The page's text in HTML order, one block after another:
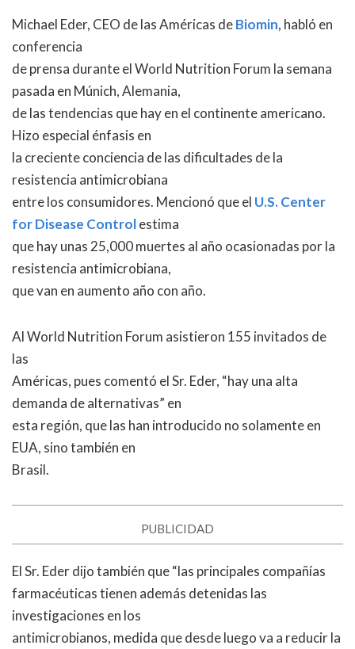
Michael Eder, CEO de las Américas deBiomin, habló en
conferencia
de prensa durante el World Nutrition Forum la semana
pasada en Múnich, Alemania,
de las tendencias que hay en el continente americano.
Hizo especial énfasis en
la creciente conciencia de las dificultades de la
resistencia antimicrobiana
entre los consumidores. Mencionó que el U.S. Center
for Disease Controlestima
que hay unas 25,000 muertes al año ocasionadas por la
resistencia antimicrobiana,
que van en aumento año con año.
Al World Nutrition Forum asistieron 155 invitados de
las
Américas, pues comentó el Sr. Eder, “hay una alta
demanda de alternativas” en
esta región, que las han introducido no solamente en
EUA, sino también en
Brasil.
PUBLICIDAD
El Sr. Eder dijo también que “las principales compañías
farmacéuticas tienen además detenidas las
investigaciones en los
antimicrobianos, medida que desde luego va a reducir la